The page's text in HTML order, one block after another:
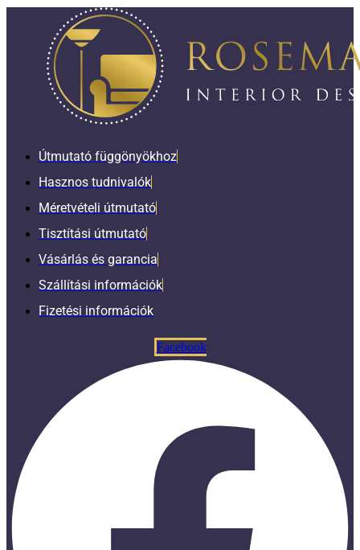
Útmutató függönyökhoz
Hasznos tudnivalók
Méretvételi útmutató
Tisztítási útmutató
Vásárlás és garancia
Szállítási információk
Fizetési információk
Facebook